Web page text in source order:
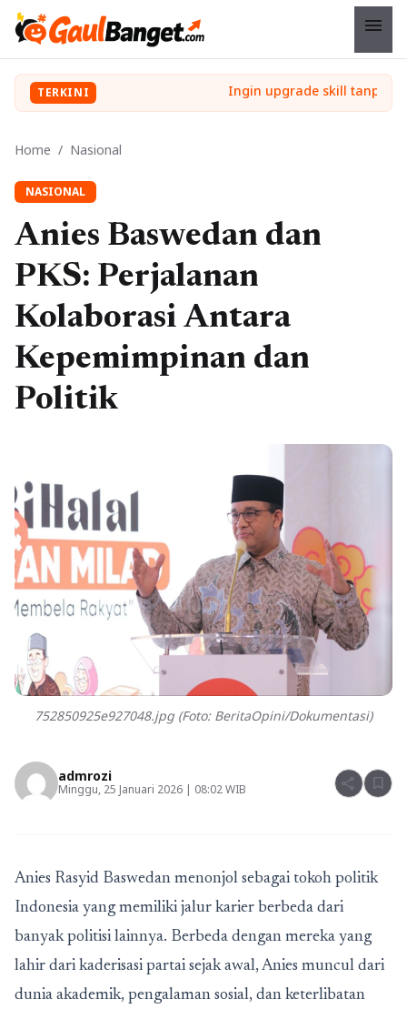
menu
TERKINI
Home / Nasional
NASIONAL
Anies Baswedan dan
PKS: Perjalanan
Kolaborasi Antara
Kepemimpinan dan
Politik
752850925e927048.jpg (Foto: BeritaOpini/Dokumentasi)
admrozi
Minggu, 25 Januari 2026 | 08:02 WIB share bookmark
Anies Rasyid Baswedan menonjol sebagai tokoh politik
Indonesia yang memiliki jalur karier berbeda dari
banyak politisi lainnya. Berbeda dengan mereka yang
lahir dari kaderisasi partai sejak awal, Anies muncul dari
dunia akademik, pengalaman sosial, dan keterlibatan